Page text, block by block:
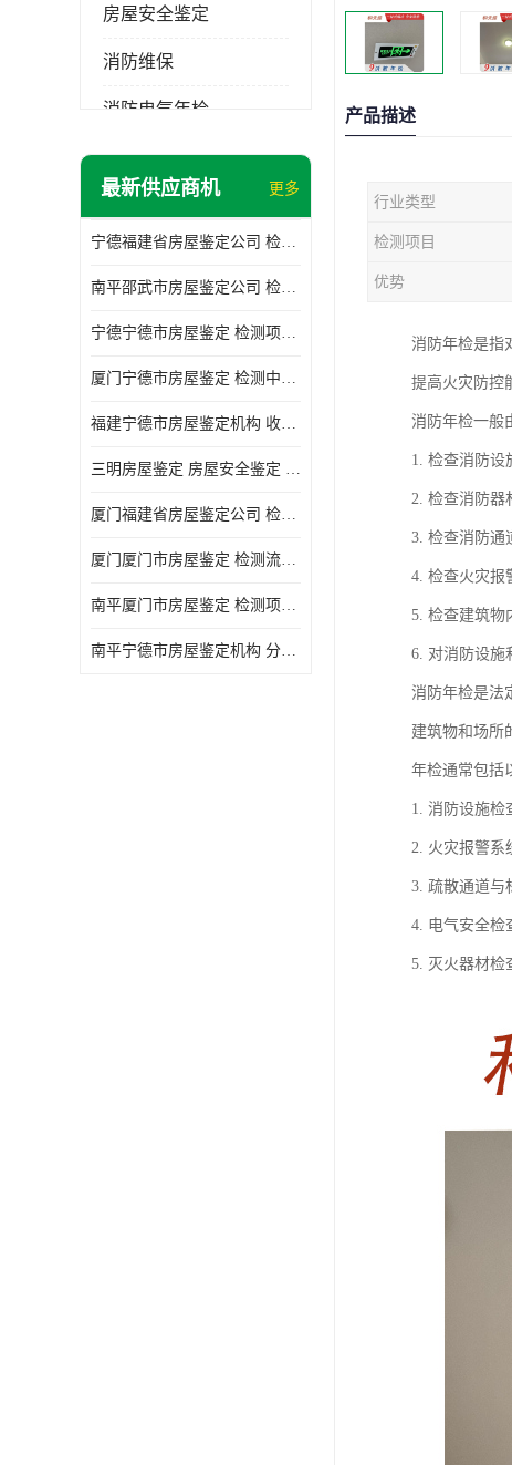
房屋安全鉴定
消防维保
消防电气年检
消防工程施工
最新供应商机 更多
宁德福建省房屋鉴定公司 检测项目广 可及时反馈数据结果
南平邵武市房屋鉴定公司 检测准确率高 加强房屋的日常与管理
宁德宁德市房屋鉴定 检测项目广 可及时反馈数据结果
厦门宁德市房屋鉴定 检测中心 收费合理规范 项目全 周期短
福建宁德市房屋鉴定机构 收费合理规范 加强房屋的日常与管理
三明房屋鉴定 房屋安全鉴定 检测方便 快捷 经验较为丰富
厦门福建省房屋鉴定公司 检测流程规范 加强房屋的日常与管理
厦门厦门市房屋鉴定 检测流程规范 检测方式多样化
南平厦门市房屋鉴定 检测项目广 经验较为丰富
南平宁德市房屋鉴定机构 分析准确度高 可及时反馈数据结果
产品描述
行业类型
检测项目
优势
消防年检是指
提高火灾防控
消防年检一般
1. 检查消防设
2. 检查消防器
3. 检查消防通
4. 检查火灾报
5. 检查建筑物
6. 对消防设施
消防年检是法
建筑物和场所
年检通常包括
1. 消防设施检
2. 火灾报警系
3. 疏散通道与
4. 电气安全检
5. 灭火器材检